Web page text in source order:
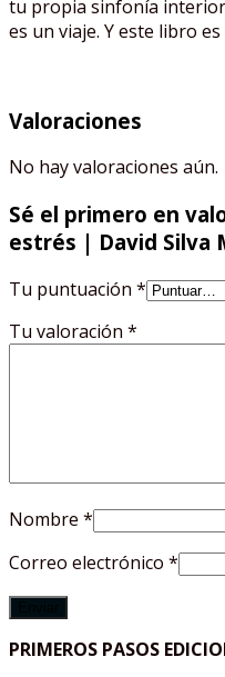
tu propia sinfonía
es un viaje. Y este libro
Valoraciones
No hay valoraciones aún.
Sé el primero en
estrés | David Silva
Tu puntuación *
Tu valoración *
Nombre *
Correo electrónico *
PRIMEROS PASOS